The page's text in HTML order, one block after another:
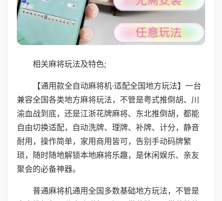
相关麻将玩法及特色;
【通用款全自动麻将机·适配全国地方玩法】一台
兼容全国各类地方麻将玩法，不管是粤式推倒胡、川
渝血战到底，还是江浙花牌麻将、东北推倒胡，都能
自由切换适配，自动洗牌、理牌、补牌、计分，静音
耐用，操作简单，家用商用皆可，告别手动码牌繁
琐，随时随地解锁本地麻将乐趣，是休闲娱乐、亲友
聚会的必备神器。
普通麻将机通用全国多数基础地方玩法，不管是